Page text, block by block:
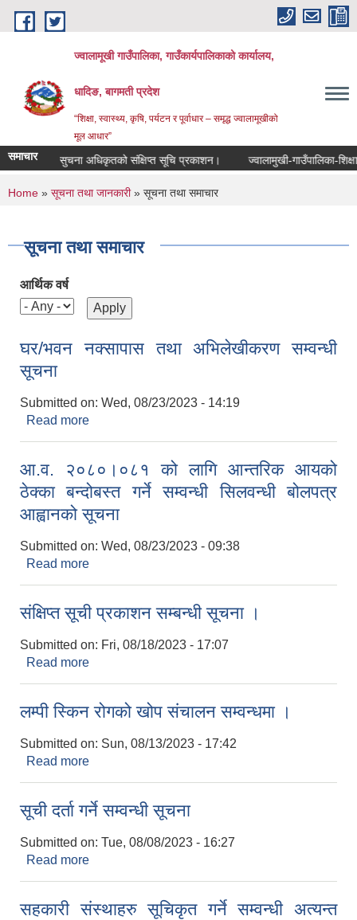
Skip to main content
ज्वालामूखी गाउँपालिका, गाउँकार्यपालिकाको कार्यालय,
धादिङ, बागमती प्रदेश
“शिक्षा, स्वास्थ्य, कृषि, पर्यटन र पूर्वाधार – समृद्ध ज्वालामूखीको
मूल आधार”
समाचार सुचना अधिकृतको संक्षिप्त सूचि प्रकाशन। ज्वालामुखी-गाउँपालिका-शिक्षा-
You are here
Home » सूचना तथा जानकारी» सूचना तथा समाचार
सूचना तथा समाचार
आर्थिक वर्ष
घर/भवन नक्सापास तथा अभिलेखीकरण सम्वन्धी
सूचना
Submitted on: Wed, 08/23/2023 - 14:19
Read more
आ.व. २०८०।०८१ को लागि आन्तरिक आयको
ठेक्का बन्दोबस्त गर्ने सम्वन्धी सिलवन्धी बोलपत्र
आह्वानको सूचना
Submitted on: Wed, 08/23/2023 - 09:38
Read more
संक्षिप्त सूची प्रकाशन सम्बन्धी सूचना ।
Submitted on: Fri, 08/18/2023 - 17:07
Read more
लम्पी स्किन रोगको खोप संचालन सम्वन्धमा ।
Submitted on: Sun, 08/13/2023 - 17:42
Read more
सूची दर्ता गर्ने सम्वन्धी सूचना
Submitted on: Tue, 08/08/2023 - 16:27
Read more
सहकारी संस्थाहरु सूचिकृत गर्ने सम्वन्धी अत्यन्त